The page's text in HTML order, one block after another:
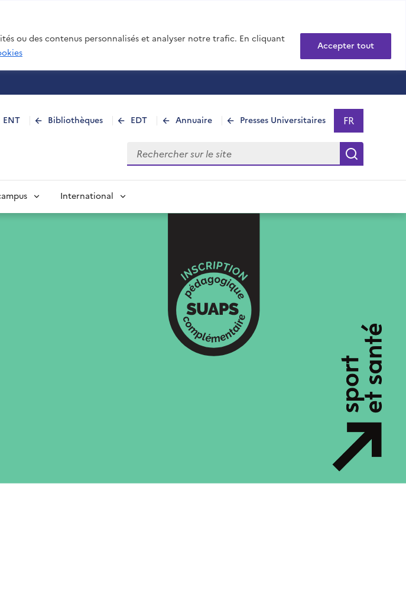
ou des contenus personnalisés et analyser notre trafic. En cliquant
Accepter tout
ENT Bibliothèques EDT Annuaire Presses Universitaires Sélectionner
FR
- Français
Rechercher sur le site
International